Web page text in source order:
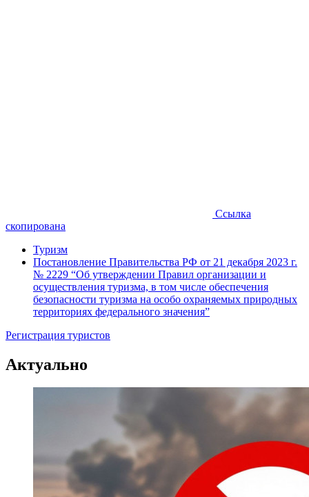
скопирована
Туризм
Постановление Правительства РФ от 21 декабря 2023 г.
№ 2229 “Об утверждении Правил организации и
осуществления туризма, в том числе обеспечения
территориях федерального значения”
Регистрация туристов
Актуально